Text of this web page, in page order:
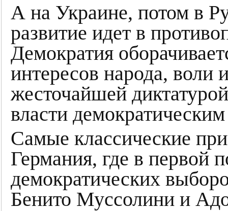
А на Украине, потом в
развитие идет в
Демократия
интересов народа,
жесточайшей
власти
Самые классические
Германия, где в первой
демократических
Бенито Муссолини и